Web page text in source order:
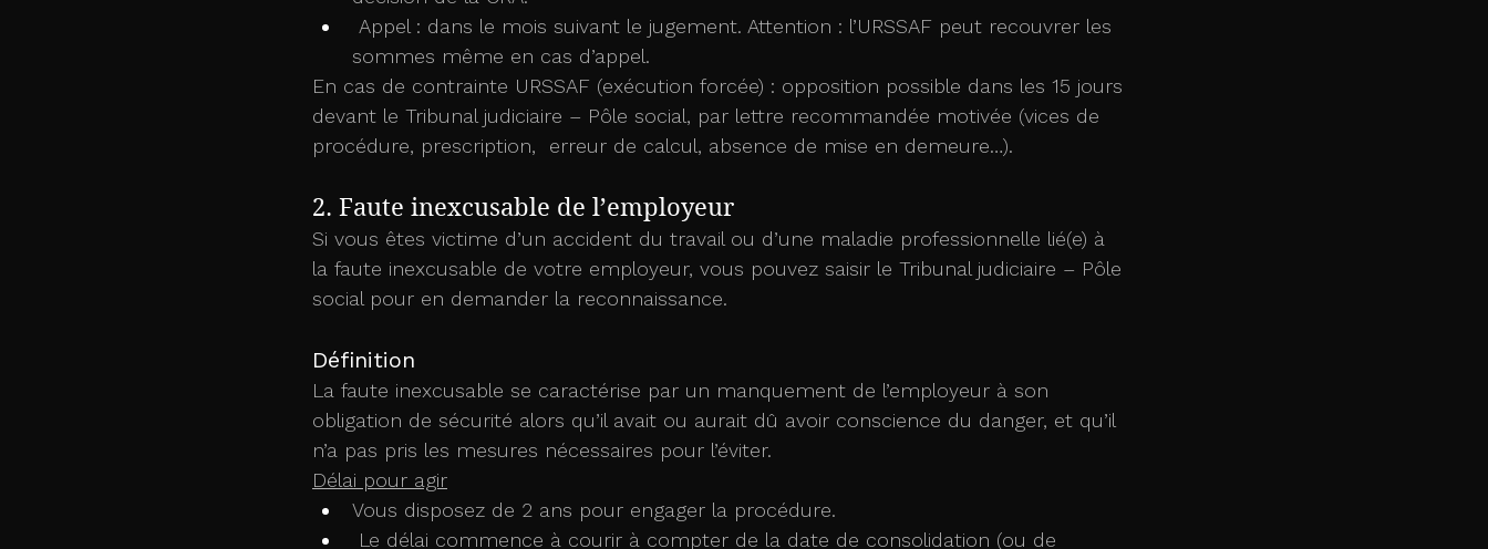
sommes même en cas d’appel.
En cas de contrainte URSSAF (exécution forcée) : opposition possible dans les 15 jours
devant le Tribunal judiciaire – Pôle social, par lettre recommandée motivée (vices de
procédure, prescription,  erreur de calcul, absence de mise en demeure…).
2. Faute inexcusable de l’employeur
Si vous êtes victime d’un accident du travail ou d’une maladie professionnelle lié(e) à
la faute inexcusable de votre employeur, vous pouvez saisir le Tribunal judiciaire – Pôle
social pour en demander la reconnaissance.
Définition
La faute inexcusable se caractérise par un manquement de l’employeur à son
obligation de sécurité alors qu’il avait ou aurait dû avoir conscience du danger, et qu’il
n’a pas pris les mesures nécessaires pour l’éviter.
Délai pour agir
Vous disposez de 2 ans pour engager la procédure.